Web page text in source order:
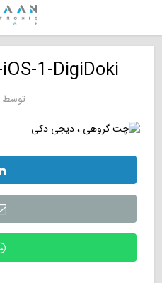
1-DigiDoki
توسط